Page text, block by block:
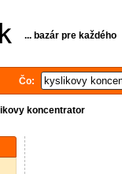
... bazár pre každého
Čo:
koncentrator